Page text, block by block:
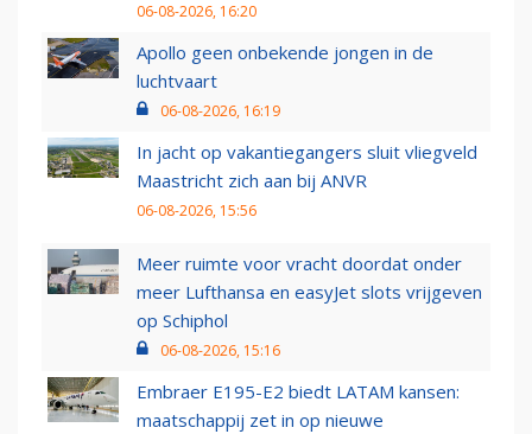
06-08-2026, 16:20
Apollo geen onbekende jongen in de
luchtvaart
06-08-2026, 16:19
In jacht op vakantiegangers sluit vliegveld
Maastricht zich aan bij ANVR
06-08-2026, 15:56
Meer ruimte voor vracht doordat onder
meer Lufthansa en easyJet slots vrijgeven
op Schiphol
06-08-2026, 15:16
Embraer E195-E2 biedt LATAM kansen:
maatschappij zet in op nieuwe